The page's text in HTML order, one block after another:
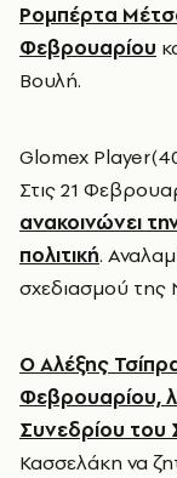
Ρομπέρτα
Φεβρουαρίου
Βουλή.
Glomex
Στις 21
ανακοινώνει
πολιτική.
σχεδιασμού της
Ο Αλέξης
Φεβρουαρίου,
Συνεδρίου του
Κασσελάκη να